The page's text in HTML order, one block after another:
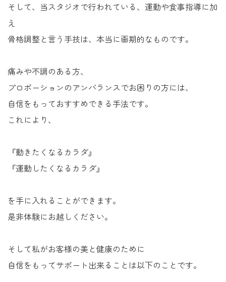
そして、当スタジオで行われている、運動や食事指導に加
え
骨格調整と言う手技は、本当に画期的なものです。
痛みや不調のある方、
プロポーションのアンバランスでお困りの方には、
自信をもっておすすめできる手法です。
これにより、
『動きたくなるカラダ』
『運動したくなるカラダ』
を手に入れることができます。
是非体験にお越しください。
そして私がお客様の美と健康のために
自信をもってサポート出来ることは以下のことです。